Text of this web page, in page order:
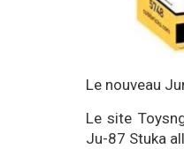
Le nouveau
Le site
Ju-87 Stuka